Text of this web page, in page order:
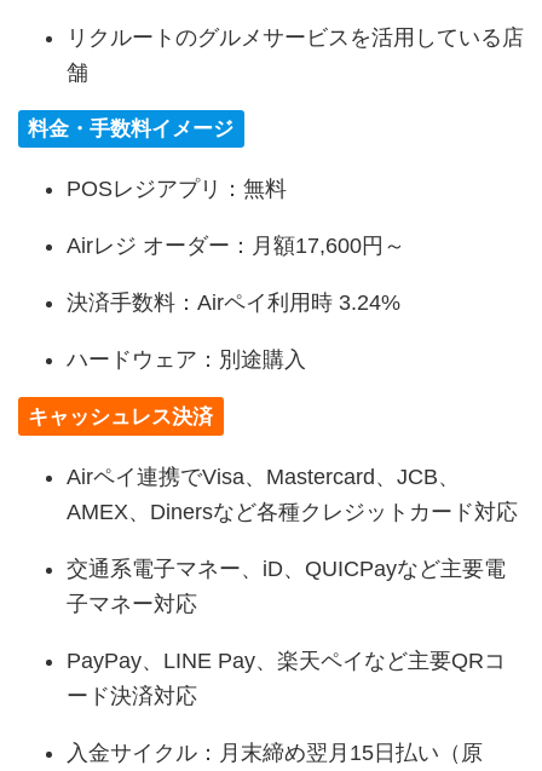
リクルートのグルメサービスを活用している店
舗
料金・手数料イメージ
POSレジアプリ：無料
Airレジ オーダー：月額17,600円～
決済手数料：Airペイ利用時 3.24%
ハードウェア：別途購入
キャッシュレス決済
Airペイ連携でVisa、Mastercard、JCB、
AMEX、Dinersなど各種クレジットカード対応
交通系電子マネー、iD、QUICPayなど主要電
子マネー対応
PayPay、LINE Pay、楽天ペイなど主要QRコ
ード決済対応
入金サイクル：月末締め翌月15日払い（原